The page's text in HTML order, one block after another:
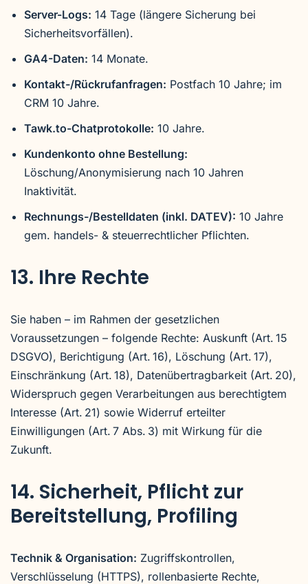
Server-Logs: 14 Tage (längere Sicherung bei
Sicherheitsvorfällen).
GA4-Daten: 14 Monate.
Kontakt-/Rückrufanfragen: Postfach 10 Jahre; im
CRM 10 Jahre.
Tawk.to-Chatprotokolle: 10 Jahre.
Kundenkonto ohne Bestellung:
Löschung/Anonymisierung nach 10 Jahren
Inaktivität.
Rechnungs-/Bestelldaten (inkl. DATEV): 10 Jahre
gem. handels- & steuerrechtlicher Pflichten.
13. Ihre Rechte
Sie haben – im Rahmen der gesetzlichen
Voraussetzungen – folgende Rechte: Auskunft (Art. 15
DSGVO), Berichtigung (Art. 16), Löschung (Art. 17),
Einschränkung (Art. 18), Datenübertragbarkeit (Art. 20),
Widerspruch gegen Verarbeitungen aus berechtigtem
Interesse (Art. 21) sowie Widerruf erteilter
Einwilligungen (Art. 7 Abs. 3) mit Wirkung für die
Zukunft.
14. Sicherheit, Pflicht zur
Bereitstellung, Profiling
Technik & Organisation: Zugriffskontrollen,
Verschlüsselung (HTTPS), rollenbasierte Rechte,